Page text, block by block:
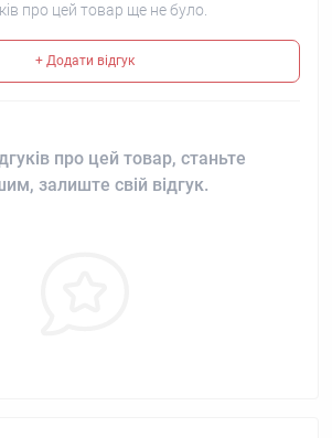
про цей товар ще не було.
+ Додати відгук
про цей товар, станьте
залиште свій відгук.